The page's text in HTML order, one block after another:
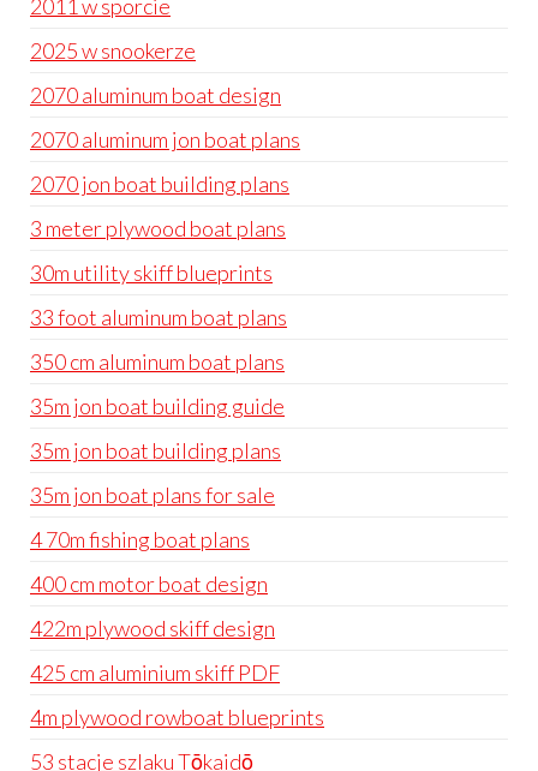
2011 w sporcie
2025 w snookerze
2070 aluminum boat design
2070 aluminum jon boat plans
2070 jon boat building plans
3 meter plywood boat plans
30m utility skiff blueprints
33 foot aluminum boat plans
350 cm aluminum boat plans
35m jon boat building guide
35m jon boat building plans
35m jon boat plans for sale
4 70m fishing boat plans
400 cm motor boat design
422m plywood skiff design
425 cm aluminium skiff PDF
4m plywood rowboat blueprints
53 stacje szlaku Tōkaidō